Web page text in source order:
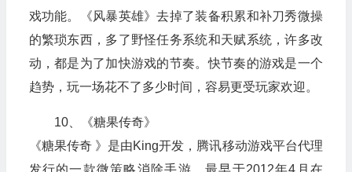
戏功能。《风暴英雄》去掉了装备积累和补刀秀微操
的繁琐东西，多了野怪任务系统和天赋系统，许多改
动，都是为了加快游戏的节奏。快节奏的游戏是一个
趋势，玩一场花不了多少时间，容易更受玩家欢迎。
10、《糖果传奇》
《糖果传奇 》是由King开发，腾讯移动游戏平台代理
发行的一款微策略消除手游，最早于2012年4月在